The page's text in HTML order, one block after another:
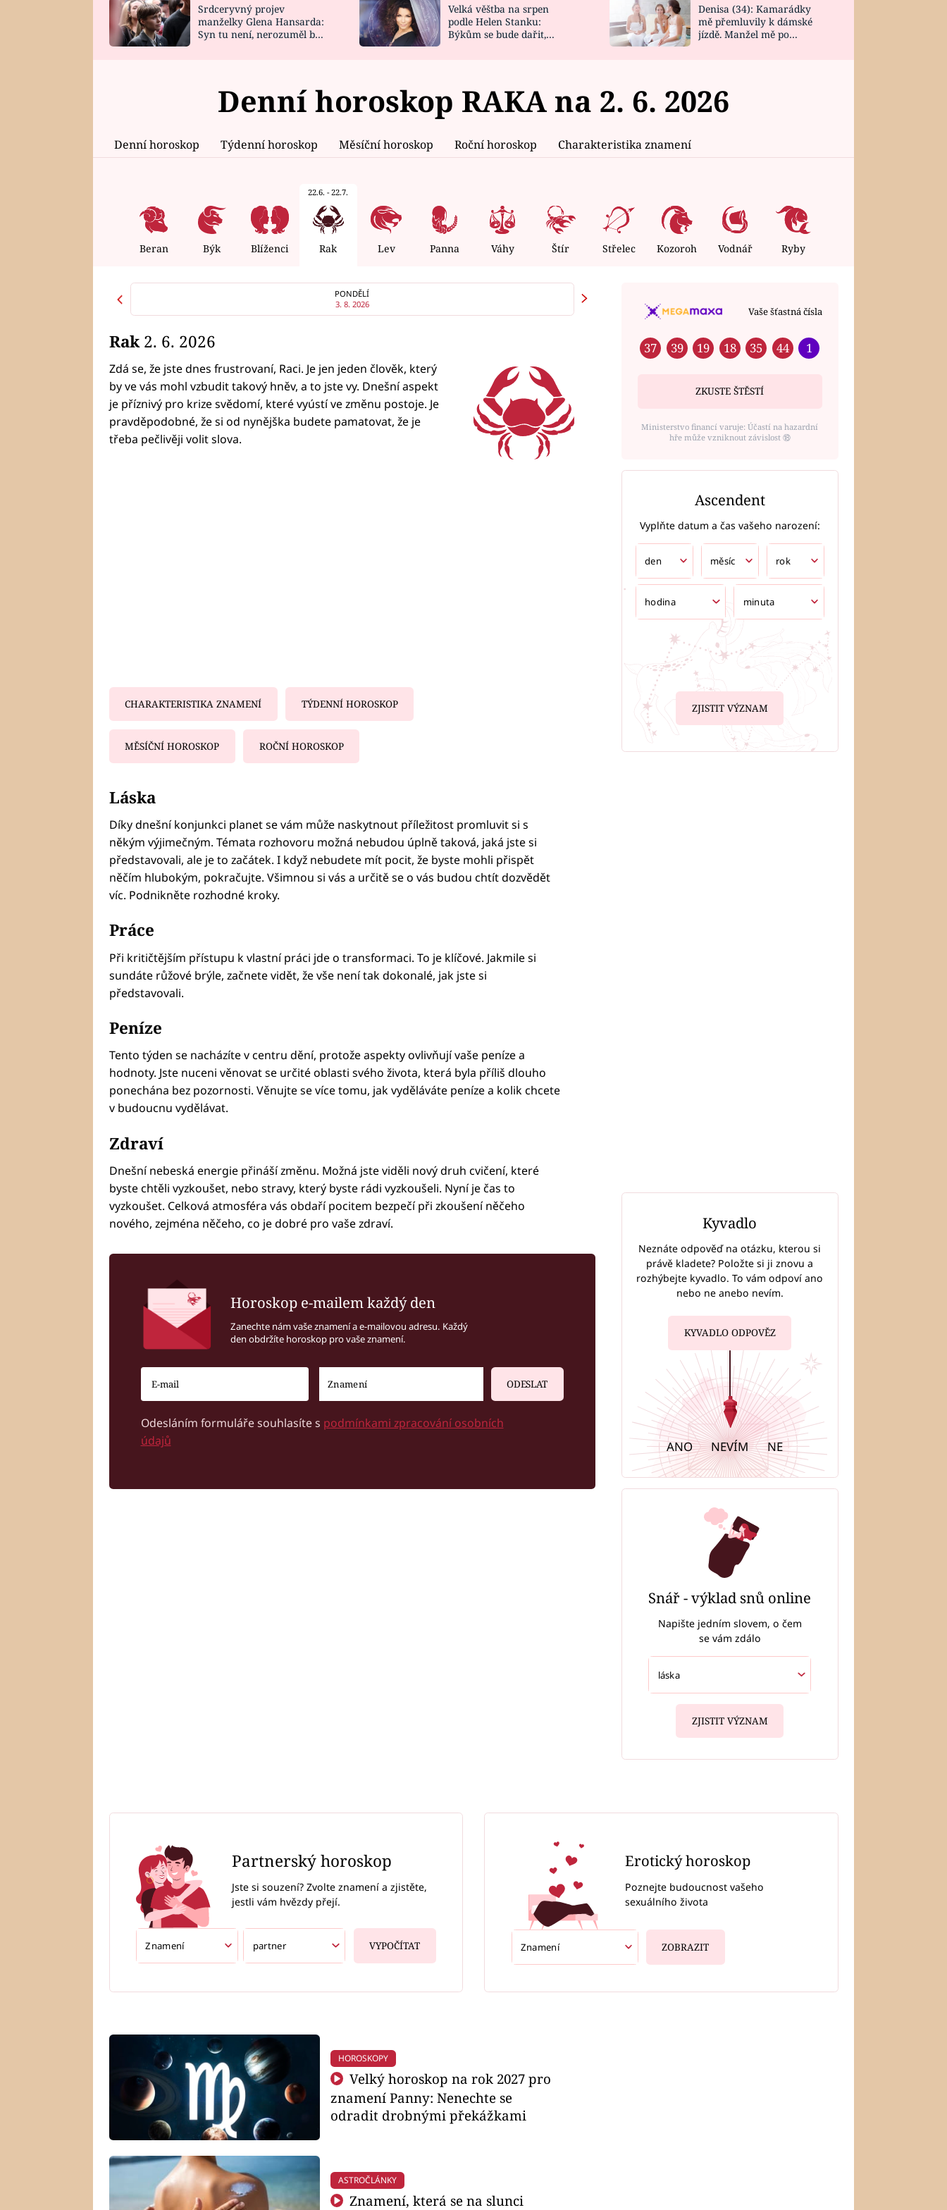
HOROSKOP NA
CELEBRITY
VAŘENÍ
NOVINKY
VIDEORECEPTY
DESIGN
Srdceryvný projev
manželky Glena Hansarda:
Syn tu není, nerozuměl by
Velká věštba na srpen
podle Helen Stanku:
Býkům se bude dařit,
Denisa (34): Kamarádky
mě přemluvily k dámské
jízdě. Manžel mě po
Denní horoskop RAKA na 2. 6. 2026
Denní horoskop Týdenní horoskop Měsíční horoskop Roční horoskop Charakteristika znamení
Beran Býk Blíženci
22.6. - 22.7.
Rak Lev Panna Váhy Štír Střelec Kozoroh Vodnář Ryby
PONDĚLÍ
3. 8. 2026
Rak2. 6. 2026
Zdá se, že jste dnes frustrovaní, Raci. Je jen jeden člověk, který
by ve vás mohl vzbudit takový hněv, a to jste vy. Dnešní aspekt
je příznivý pro krize svědomí, které vyústí ve změnu postoje. Je
pravděpodobné, že si od nynějška budete pamatovat, že je
třeba pečlivěji volit slova.
CHARAKTERISTIKA ZNAMENÍ TÝDENNÍ HOROSKOP
MĚSÍČNÍ HOROSKOP ROČNÍ HOROSKOP
Láska
Díky dnešní konjunkci planet se vám může naskytnout příležitost promluvit si s
někým výjimečným. Témata rozhovoru možná nebudou úplně taková, jaká jste si
představovali, ale je to začátek. I když nebudete mít pocit, že byste mohli přispět
něčím hlubokým, pokračujte. Všimnou si vás a určitě se o vás budou chtít dozvědět
víc. Podnikněte rozhodné kroky.
Práce
Při kritičtějším přístupu k vlastní práci jde o transformaci. To je klíčové. Jakmile si
sundáte růžové brýle, začnete vidět, že vše není tak dokonalé, jak jste si
představovali.
Peníze
Tento týden se nacházíte v centru dění, protože aspekty ovlivňují vaše peníze a
hodnoty. Jste nuceni věnovat se určité oblasti svého života, která byla příliš dlouho
ponechána bez pozornosti. Věnujte se více tomu, jak vyděláváte peníze a kolik chcete
v budoucnu vydělávat.
Zdraví
Dnešní nebeská energie přináší změnu. Možná jste viděli nový druh cvičení, které
byste chtěli vyzkoušet, nebo stravy, který byste rádi vyzkoušeli. Nyní je čas to
vyzkoušet. Celková atmosféra vás obdaří pocitem bezpečí při zkoušení něčeho
nového, zejména něčeho, co je dobré pro vaše zdraví.
Horoskop e-mailem každý den
Zanechte nám vaše znamení a e-mailovou adresu. Každý
den obdržíte horoskop pro vaše znamení.
ODESLAT
Odesláním formuláře souhlasíte s podmínkami zpracování osobních
údajů
Vaše šťastná čísla
37 39 19 18 35 44 1
ZKUSTE ŠTĚSTÍ
Ministerstvo financí varuje: Účastí na hazardní
hře může vzniknout závislost ⑱
Ascendent
Vyplňte datum a čas vašeho narození:
ZJISTIT VÝZNAM
Kyvadlo
Neznáte odpověď na otázku, kterou si
právě kladete? Položte si ji znovu a
rozhýbejte kyvadlo. To vám odpoví ano
nebo ne anebo nevím.
KYVADLO ODPOVĚZ
ANO NEVÍM NE
Snář - výklad snů online
Napište jedním slovem, o čem
se vám zdálo
ZJISTIT VÝZNAM
Partnerský horoskop
Jste si souzení? Zvolte znamení a zjistěte,
jestli vám hvězdy přejí.
VYPOČÍTAT
Erotický horoskop
Poznejte budoucnost vašeho
sexuálního života
ZOBRAZIT
HOROSKOPY
Velký horoskop na rok 2027 pro
znamení Panny: Nenechte se
odradit drobnými překážkami
ASTROČLÁNKY
Znamení, která se na slunci